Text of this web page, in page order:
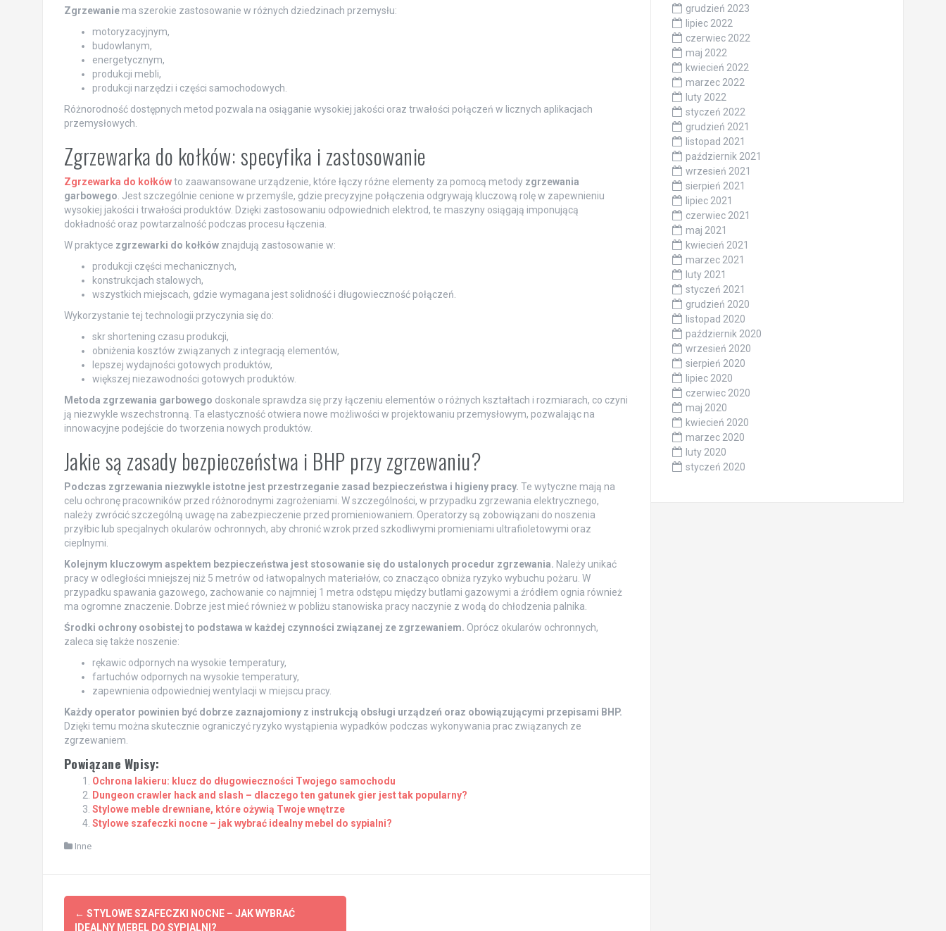
Zgrzewaniema szerokie zastosowanie w różnych dziedzinach przemysłu:
motoryzacyjnym,
budowlanym,
energetycznym,
produkcji mebli,
produkcji narzędzi i części samochodowych.
Różnorodność dostępnych metod pozwala na osiąganie wysokiej jakości oraz trwałości połączeń w licznych aplikacjach
przemysłowych.
Zgrzewarka do kołków: specyfika i zastosowanie
Zgrzewarka do kołkówto zaawansowane urządzenie, które łączy różne elementy za pomocą metody zgrzewania
garbowego. Jest szczególnie cenione w przemyśle, gdzie precyzyjne połączenia odgrywają kluczową rolę w zapewnieniu
wysokiej jakości i trwałości produktów. Dzięki zastosowaniu odpowiednich elektrod, te maszyny osiągają imponującą
dokładność oraz powtarzalność podczas procesu łączenia.
W praktyce zgrzewarki do kołkówznajdują zastosowanie w:
produkcji części mechanicznych,
konstrukcjach stalowych,
wszystkich miejscach, gdzie wymagana jest solidność i długowieczność połączeń.
Wykorzystanie tej technologii przyczynia się do:
skr shortening czasu produkcji,
obniżenia kosztów związanych z integracją elementów,
lepszej wydajności gotowych produktów,
większej niezawodności gotowych produktów.
Metoda zgrzewania garbowego doskonale sprawdza się przy łączeniu elementów o różnych kształtach i rozmiarach, co czyni
ją niezwykle wszechstronną. Ta elastyczność otwiera nowe możliwości w projektowaniu przemysłowym, pozwalając na
innowacyjne podejście do tworzenia nowych produktów.
Jakie są zasady bezpieczeństwa i BHP przy zgrzewaniu?
Podczas zgrzewania niezwykle istotne jest przestrzeganie zasad bezpieczeństwa i higieny pracy. Te wytyczne mają na
celu ochronę pracowników przed różnorodnymi zagrożeniami. W szczególności, w przypadku zgrzewania elektrycznego,
należy zwrócić szczególną uwagę na zabezpieczenie przed promieniowaniem. Operatorzy są zobowiązani do noszenia
przyłbic lub specjalnych okularów ochronnych, aby chronić wzrok przed szkodliwymi promieniami ultrafioletowymi oraz
cieplnymi.
Kolejnym kluczowym aspektem bezpieczeństwa jest stosowanie się do ustalonych procedur zgrzewania. Należy unikać
pracy w odległości mniejszej niż 5 metrów od łatwopalnych materiałów, co znacząco obniża ryzyko wybuchu pożaru. W
przypadku spawania gazowego, zachowanie co najmniej 1 metra odstępu między butlami gazowymi a źródłem ognia również
ma ogromne znaczenie. Dobrze jest mieć również w pobliżu stanowiska pracy naczynie z wodą do chłodzenia palnika.
Środki ochrony osobistej to podstawa w każdej czynności związanej ze zgrzewaniem. Oprócz okularów ochronnych,
zaleca się także noszenie:
rękawic odpornych na wysokie temperatury,
fartuchów odpornych na wysokie temperatury,
zapewnienia odpowiedniej wentylacji w miejscu pracy.
Każdy operator powinien być dobrze zaznajomiony z instrukcją obsługi urządzeń oraz obowiązującymi przepisami BHP.
Dzięki temu można skutecznie ograniczyć ryzyko wystąpienia wypadków podczas wykonywania prac związanych ze
zgrzewaniem.
Powiązane Wpisy:
Ochrona lakieru: klucz do długowieczności Twojego samochodu
Dungeon crawler hack and slash – dlaczego ten gatunek gier jest tak popularny?
Stylowe meble drewniane, które ożywią Twoje wnętrze
Stylowe szafeczki nocne – jak wybrać idealny mebel do sypialni?
Inne
Post
← STYLOWE SZAFECZKI NOCNE – JAK WYBRAĆ
IDEALNY MEBEL DO SYPIALNI?
grudzień 2023
lipiec 2022
czerwiec 2022
maj 2022
kwiecień 2022
marzec 2022
luty 2022
styczeń 2022
grudzień 2021
listopad 2021
październik 2021
wrzesień 2021
sierpień 2021
lipiec 2021
czerwiec 2021
maj 2021
kwiecień 2021
marzec 2021
luty 2021
styczeń 2021
grudzień 2020
listopad 2020
październik 2020
wrzesień 2020
sierpień 2020
lipiec 2020
czerwiec 2020
maj 2020
kwiecień 2020
marzec 2020
luty 2020
styczeń 2020